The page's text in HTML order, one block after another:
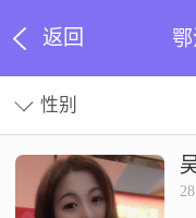
返回
性别